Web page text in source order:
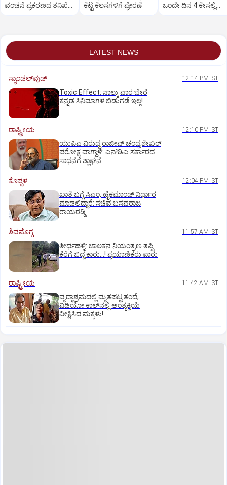
ವಂಚನೆ ಪ್ರಕರಣದ ತನಿಖೆ
ಕೆಟ್ಟ ಕೆಲಸಗಳಿಗೆ ಪ್ರೇರಣೆ
ಒಂದೇ ದಿನ 4 ಕೇಸಲ್ಲಿ
LATEST NEWS
ಸ್ಯಾಂಡಲ್‌ವುಡ್‌ 12:14 PM IST
Toxic Effect: ನಾಲ್ಕು ವಾರ ಬೇರೆ
ಕನ್ನಡ ಸಿನಿಮಾಗಳ ಬಿಡುಗಡೆ ಇಲ್ಲ!
ರಾಷ್ಟ್ರೀಯ 12:10 PM IST
ಯುಪಿಎ ವಿರುದ್ಧ ರಾಜೀವ್ ಚಂದ್ರಶೇಖರ್
ಪರೋಕ್ಷ ವಾಗ್ದಾಳಿ: ಎನ್‌ಡಿಎ ಸರ್ಕಾರದ
ಸಾಧನೆಗೆ ಶ್ಲಾಘನೆ
ಕೊಪ್ಪಳ 12:04 PM IST
ಖಾತೆ ಬಗ್ಗೆ ಸಿಎಂ, ಹೈಕಮಾಂಡ್ ನಿರ್ಧಾರ
ಮಾಡಲಿದ್ದಾರೆ: ಸಚಿವ ಬಸವರಾಜ
ರಾಯರಡ್ಡಿ
ಶಿವಮೊಗ್ಗ 11:57 AM IST
ತೀರ್ಥಹಳ್ಳಿ: ಚಾಲಕನ ನಿಯಂತ್ರಣ ತಪ್ಪಿ
ಕೆರೆಗೆ ಬಿದ್ದ ಕಾರು...! ಪ್ರಯಾಣಿಕರು ಪಾರು
ರಾಷ್ಟ್ರೀಯ 11:42 AM IST
ವೃದ್ಧಾಶ್ರಮದಲ್ಲಿ ಮೃತಪಟ್ಟ ತಂದೆ,
ವಿಡಿಯೋ ಕಾಲ್‌ನಲ್ಲಿ ಅಂತ್ಯಕ್ರಿಯೆ
ವೀಕ್ಷಿಸಿದ ಮಕ್ಕಳು!